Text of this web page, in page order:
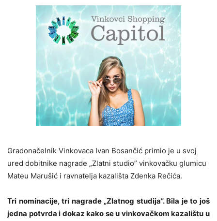
Gradonačelnik Vinkovaca Ivan Bosančić primio je u svoj
ured dobitnike nagrade „Zlatni studio” vinkovačku glumicu
Mateu Marušić i ravnatelja kazališta Zdenka Rečića.
Tri nominacije, tri nagrade „Zlatnog studija”. Bila je to još
jedna potvrda i dokaz kako se u vinkovačkom kazalištu u